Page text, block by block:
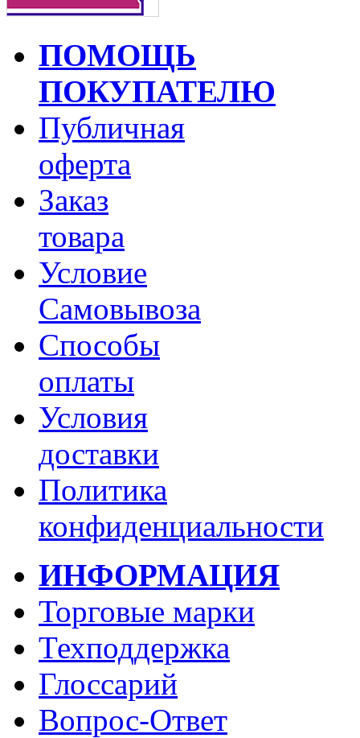
ПОМОЩЬ
ПОКУПАТЕЛЮ
Публичная
оферта
Заказ
товара
Условие
Самовывоза
Способы
оплаты
Условия
доставки
Политика
конфиденциальности
ИНФОРМАЦИЯ
Торговые марки
Техподдержка
Глоссарий
Вопрос-Ответ